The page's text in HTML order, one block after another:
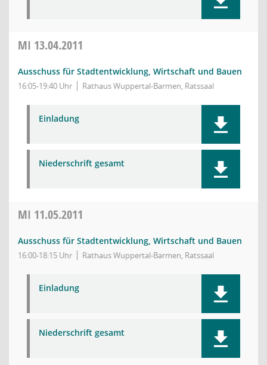
MI 13.04.2011
Ausschuss für Stadtentwicklung, Wirtschaft und Bauen
16:05-19:40 Uhr Rathaus Wuppertal-Barmen, Ratssaal
Einladung
Niederschrift gesamt
MI 11.05.2011
Ausschuss für Stadtentwicklung, Wirtschaft und Bauen
16:00-18:15 Uhr Rathaus Wuppertal-Barmen, Ratssaal
Einladung
Niederschrift gesamt